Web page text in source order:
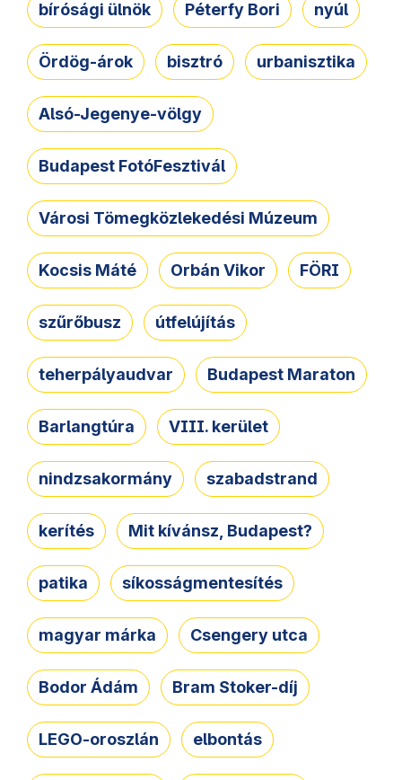
bírósági ülnök Péterfy Bori nyúl
Ördög-árok bisztró urbanisztika
Alsó-Jegenye-völgy
Budapest FotóFesztivál
Városi Tömegközlekedési Múzeum
Kocsis Máté Orbán Vikor FÖRI
szűrőbusz útfelújítás
teherpályaudvar Budapest Maraton
Barlangtúra VIII. kerület
nindzsakormány szabadstrand
kerítés Mit kívánsz, Budapest?
patika síkosságmentesítés
magyar márka Csengery utca
Bodor Ádám Bram Stoker-díj
LEGO-oroszlán elbontás